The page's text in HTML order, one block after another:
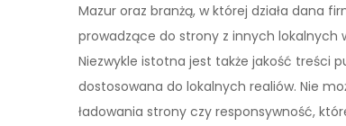
Mazur oraz branżą, w której działa dana
prowadzące do strony z innych lokalnych
Niezwykle istotna jest także jakość treści
dostosowana do lokalnych realiów. Nie
ładowania strony czy responsywność,